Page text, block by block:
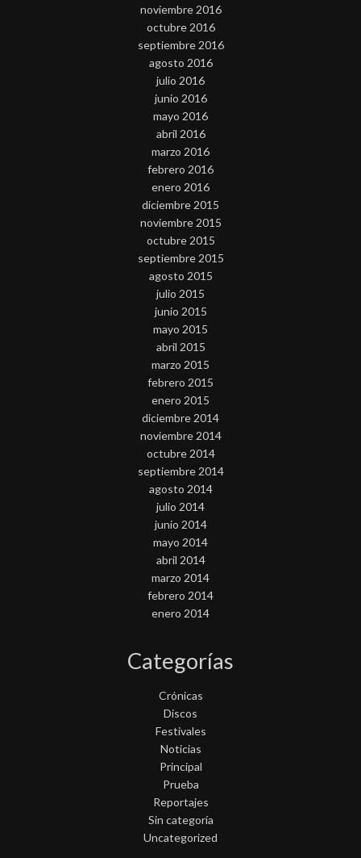
noviembre 2016
octubre 2016
septiembre 2016
agosto 2016
julio 2016
junio 2016
mayo 2016
abril 2016
marzo 2016
febrero 2016
enero 2016
diciembre 2015
noviembre 2015
octubre 2015
septiembre 2015
agosto 2015
julio 2015
junio 2015
mayo 2015
abril 2015
marzo 2015
febrero 2015
enero 2015
diciembre 2014
noviembre 2014
octubre 2014
septiembre 2014
agosto 2014
julio 2014
junio 2014
mayo 2014
abril 2014
marzo 2014
febrero 2014
enero 2014
Categorías
Crónicas
Discos
Festivales
Noticias
Principal
Prueba
Reportajes
Sin categoría
Uncategorized